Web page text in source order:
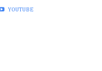
YOUTUBE